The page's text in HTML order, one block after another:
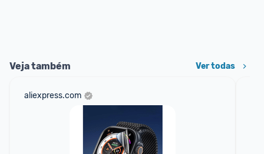
Veja também Ver todas
aliexpress.com